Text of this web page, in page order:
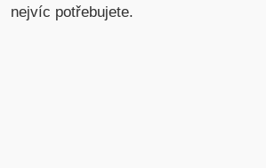
nejvíc potřebujete.